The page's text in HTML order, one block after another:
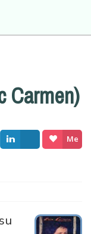
Carmen)
Me